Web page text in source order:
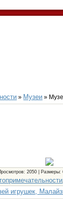
» Музеи »
: 2050 | Размеры:
игрушек,